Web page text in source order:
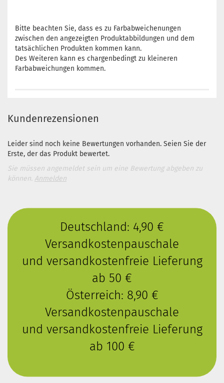
Bitte beachten Sie, dass es zu Farbabweichenungen
zwischen den angezeigten Produktabbildungen und dem
tatsächlichen Produkten kommen kann.
Des Weiteren kann es chargenbedingt zu kleineren
Farbabweichungen kommen.
Kundenrezensionen
Leider sind noch keine Bewertungen vorhanden. Seien Sie der
Erste, der das Produkt bewertet.
Sie müssen angemeldet sein um eine Bewertung abgeben zu
können. Anmelden
Deutschland: 4,90 €
Versandkostenpauschale
und versandkostenfreie Lieferung
ab 50 €
Österreich: 8,90 €
Versandkostenpauschale
und versandkostenfreie Lieferung
ab 100 €